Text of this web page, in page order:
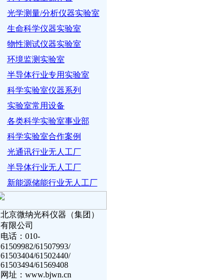
光学测量/分析仪器实验室
生命科学仪器实验室
物性测试仪器实验室
环境监测实验室
半导体行业专用实验室
科学实验室仪器系列
实验室常用设备
各类科学实验室事业部
科学实验室合作案例
光通讯行业无人工厂
半导体行业无人工厂
新能源储能行业无人工厂
北京微纳光科仪器（集团）
有限公司
电话：010-
61509982/61507993/
61503404/61502440/
61503494/61569408
网址：www.bjwn.cn